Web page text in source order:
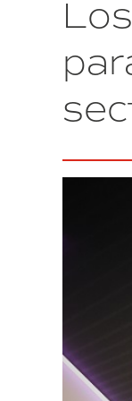
potencial
logístico
en
SIL